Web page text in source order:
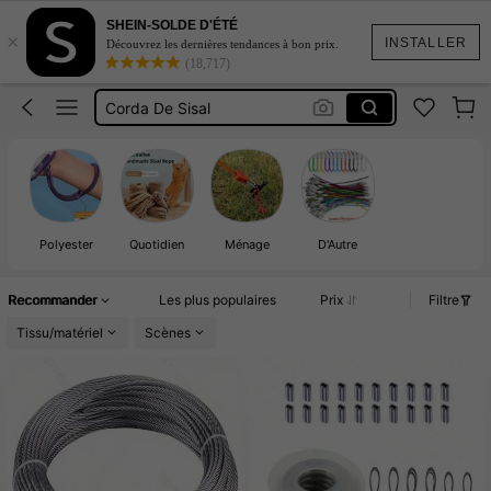
INSTALLER
×
SHEIN-SOLDE D'ÉTÉ
Découvrez les dernières tendances à bon prix.
(18,717)
Sangle
Corda De Sisal
Corda Para Amarrar
Corda De Cisal
Sangle
Polyester Quotidien Ménage D'Autre
Recommander Les plus populaires Prix
Filtre
Tissu/matériel
Scènes